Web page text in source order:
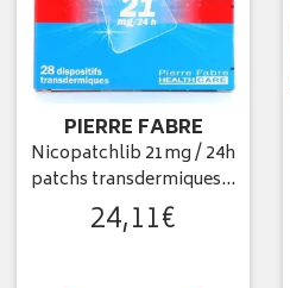
PIERRE FABRE
Nicopatchlib 21mg / 24h
patchs transdermiques…
24,11€